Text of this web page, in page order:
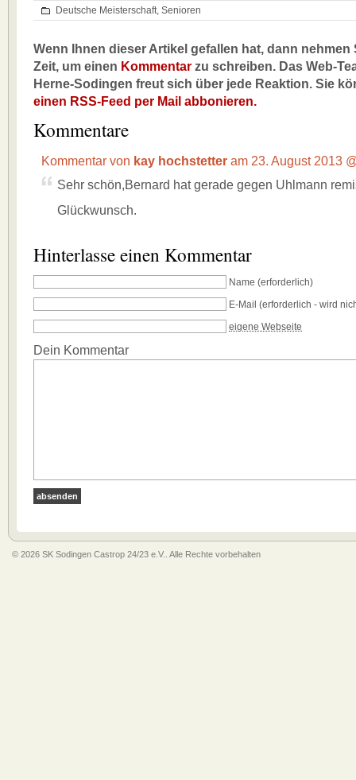
Deutsche Meisterschaft, Senioren
Wenn Ihnen dieser Artikel gefallen hat, dann nehmen
Zeit, um einen Kommentar zu schreiben. Das Web-
Herne-Sodingen freut sich über jede Reaktion. Sie
einen RSS-Feed per Mail abbonieren.
Kommentare
Kommentar von kay hochstetter am 23. August 2013
Sehr schön,Bernard hat gerade gegen Uhlmann
Glückwunsch.
Hinterlasse einen Kommentar
Name (erforderlich)
E-Mail (erforderlich - wird
eigene Webseite
Dein Kommentar
© 2026 SK Sodingen Castrop 24/23 e.V.. Alle Rechte vorbehalten